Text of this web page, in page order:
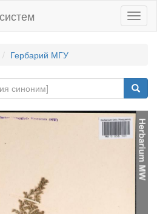
Гербарий МГУ